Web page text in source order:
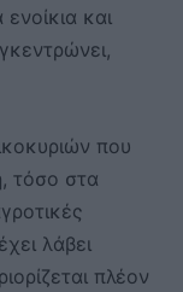
και
που
τόσο στα
λάβει
πλέον